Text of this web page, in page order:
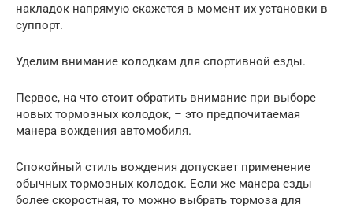
накладок напрямую скажется в момент их установки в
суппорт.
Уделим внимание колодкам для спортивной езды.
Первое, на что стоит обратить внимание при выборе
новых тормозных колодок, – это предпочитаемая
манера вождения автомобиля.
Спокойный стиль вождения допускает применение
обычных тормозных колодок. Если же манера езды
более скоростная, то можно выбрать тормоза для